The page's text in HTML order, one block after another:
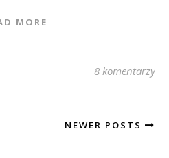
MORE
8 komentarzy
NEWER POSTS